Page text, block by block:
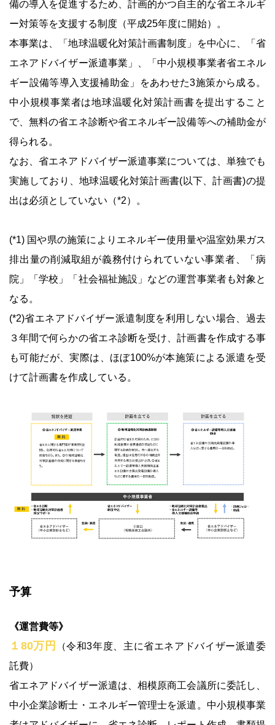
備の導入を促進するため、計画的かつ自主的な省エネルギ
ー対策等を支援する制度（平成25年度に開始）。
本事業は、「地球温暖化対策計画書制度」を中心に、「省
エネアドバイザー派遣事業」、「中小規模事業者省エネル
ギー設備等導入支援補助金」をあわせた3施策から成る。
中小規模事業者は地球温暖化対策計画書を提出すること
で、無料の省エネ診断や省エネルギー設備等への補助金が
得られる。
なお、省エネアドバイザー派遣事業については、単独でも
実施しており、地球温暖化対策計画書(以下、計画書)の提
出は必須としていない（*2）。
(*1) 国や県の施策によりエネルギー使用量や温室効果ガス
排出量の削減取組が義務付けられていない事業者、「病
院」「学校」「社会福祉施設」などの運営事業者も対象と
なる。
(*2)省エネアドバイザー派遣制度を利用しない場合、過去
３年間で何らかの省エネ診断を受け、計画書を作成する事
も可能だが、実際は、ほぼ100%が本施策による派遣を受
けて計画書を作成している。
予算
《運営費等》
１80万円
（令和3年度、主に省エネアドバイザー派遣委
託費）
省エネアドバイザー派遣は、相模原商工会議所に委託し、
中小企業診断士・エネルギー管理士を派遣。中小規模事業